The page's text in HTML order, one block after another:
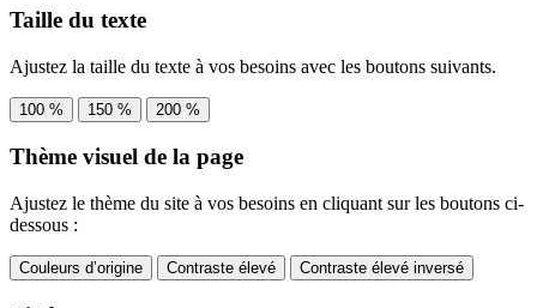
Taille du texte
Ajustez la taille du texte à vos besoins avec les boutons suivants.
100 % 150 % 200 %
Thème visuel de la page
Ajustez le thème du site à vos besoins en cliquant sur les boutons ci-
dessous :
Couleurs d’origine Contraste élevé Contraste élevé inversé